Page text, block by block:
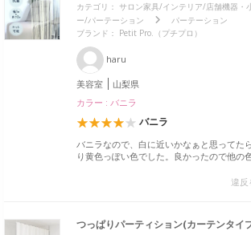
カテゴリ： サロン家具/インテリア/店舗機器・
ー/パーテーション
パーテーション
ブランド： Petit Pro.（プチプロ）
haru
美容室
山梨県
カラー : バニラ
バニラ
バニラなので、白に近いかなぁと思ってた
り黄色っぽい色でした。良かったので他の
違反
つっぱりパーティション(カーテンタイ